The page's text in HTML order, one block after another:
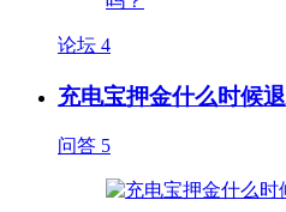
论坛 4
充电宝押金什么时候退
问答 5